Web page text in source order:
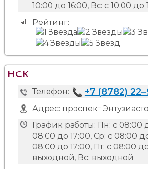
10:00 до 16:00, Вс: с 10:00 до
Рейтинг:
НСК
Телефон: +7 (8782)
Адрес: проспект
График работы: Пн: с 08:00
08:00 до 17:00, Ср: с 08:00
08:00 до 17:00, Пт: с 08:00
выходной, Вс: выходной